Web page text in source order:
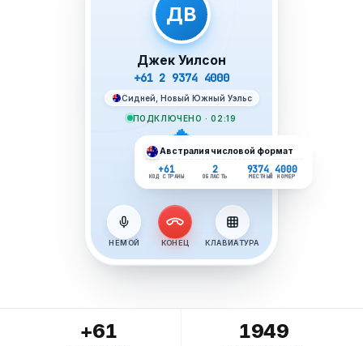
ДВ
Джек Уилсон
+61 2 9374 4000
Сидней, Новый Южный Уэльс
ПОДКЛЮЧЕНО · 02:19
НЕМОЙ КОНЕЦ КЛАВИАТУРА
Австралия числовой формат
+61
КОД СТРАНЫ
2
ОБЛАСТЬ
9374 4000
МЕСТНЫЙ НОМЕР
+61 1949